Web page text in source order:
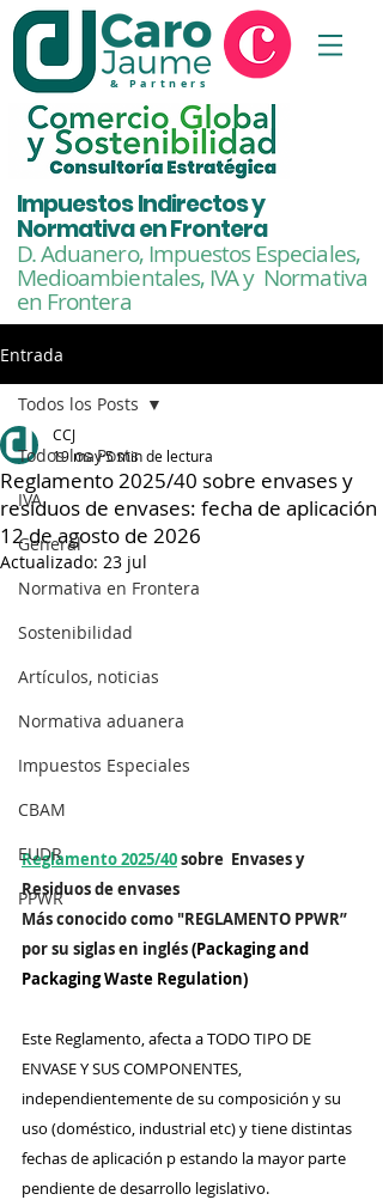
& Partners
Impuestos Indirectos y
Normativa en Frontera
D. Aduanero, Impuestos Especiales,
Medioambientales,IVA y Normativa
en Frontera
Entrada
Todos los Posts
IVA
General
Normativa en Frontera
Sostenibilidad
Artículos, noticias
Normativa aduanera
Impuestos Especiales
CBAM
EUDR
PPWR
Todos los Posts
Reglamento 2025/40 sobre envases y
residuos de envases: fecha de aplicación
12 de agosto de 2026
CCJ
19 may5 min de lectura
Actualizado: 23 jul
Reglamento 2025/40 sobre  Envases y
Residuos de envases
Más conocido como "REGLAMENTO PPWR”
por su siglas en inglés (Packaging and
Packaging Waste Regulation)
Este Reglamento, afecta a TODO TIPO DE
ENVASE Y SUS COMPONENTES,
independientemente de su composición y su
uso (doméstico, industrial etc) y tiene distintas
fechas de aplicación p estando la mayor parte
pendiente de desarrollo legislativo.